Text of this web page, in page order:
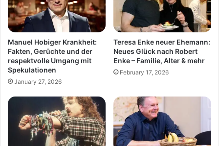
Manuel Hobiger Krankheit:
Fakten, Gerüchte und der
respektvolle Umgang mit
Spekulationen
January 27, 2026
Teresa Enke neuer Ehemann:
Neues Glück nach Robert
Enke – Familie, Alter & mehr
February 17, 2026